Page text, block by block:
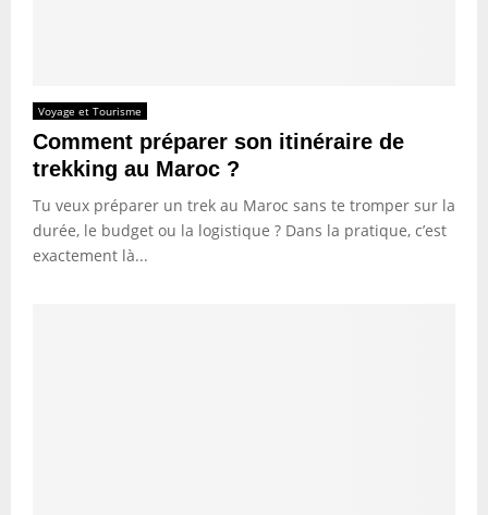
Voyage et Tourisme
Comment préparer son itinéraire de
trekking au Maroc ?
Tu veux préparer un trek au Maroc sans te tromper sur la
durée, le budget ou la logistique ? Dans la pratique, c’est
exactement là...